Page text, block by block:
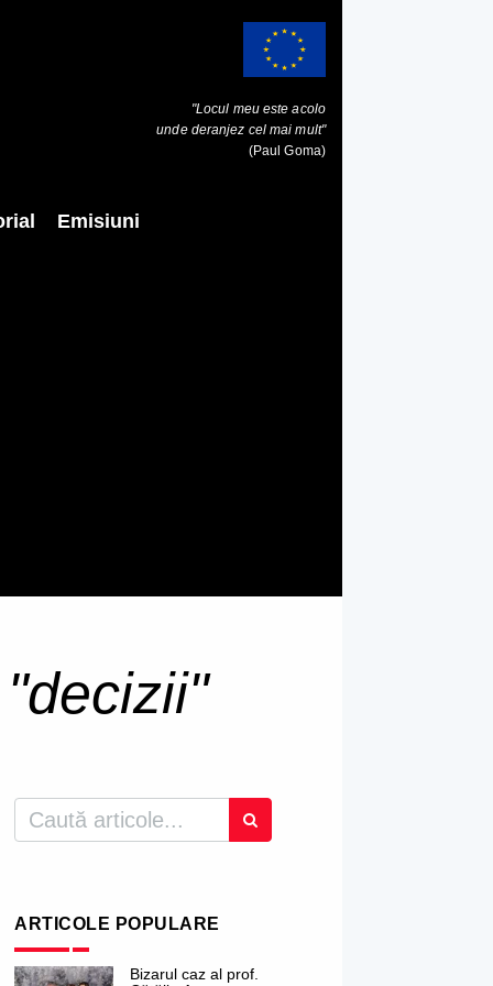
"Locul meu este acolo
unde deranjez cel mai mult"
(Paul Goma)
Emisiuni
"decizii"
ARTICOLE POPULARE
Bizarul caz al prof.